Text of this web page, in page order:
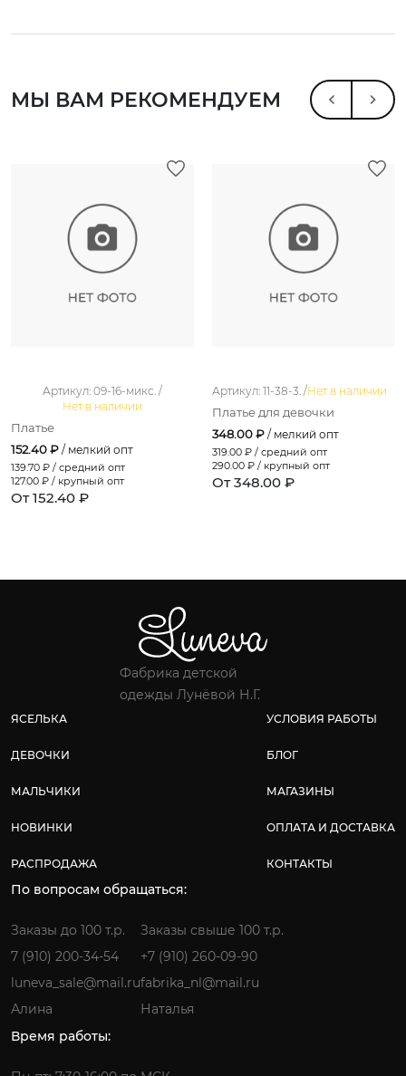
МЫ ВАМ РЕКОМЕНДУЕМ
Артикул: 09-16-микс. /
Нет в наличии
Платье
152.40 ₽ / мелкий опт
139.70 ₽ / средний опт
127.00 ₽ / крупный опт
От 152.40 ₽
Артикул: 11-38-3. /Нет в наличии
Платье для девочки
348.00 ₽ / мелкий опт
319.00 ₽ / средний опт
290.00 ₽ / крупный опт
От 348.00 ₽
Фабрика детской
одежды Лунёвой Н.Г.
ЯСЕЛЬКА
ДЕВОЧКИ
МАЛЬЧИКИ
НОВИНКИ
РАСПРОДАЖА
УСЛОВИЯ РАБОТЫ
БЛОГ
МАГАЗИНЫ
ОПЛАТА И ДОСТАВКА
КОНТАКТЫ
По вопросам обращаться:
Заказы до 100 т.р.
7 (910) 200-34-54
luneva_sale@mail.ru
Алина
Заказы свыше 100 т.р.
+7 (910) 260-09-90
fabrika_nl@mail.ru
Наталья
Время работы: